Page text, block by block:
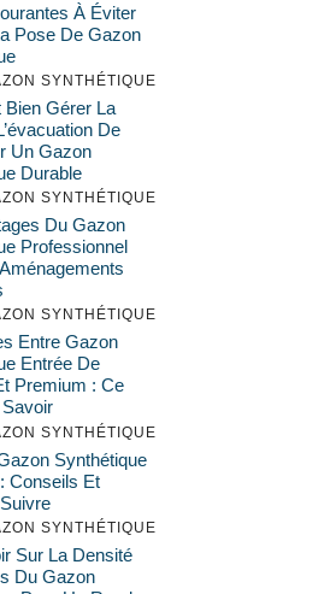
À Éviter
Pose De Gazon
SYNTHÉTIQUE
Gérer La
De
Un Gazon
Durable
SYNTHÉTIQUE
Du Gazon
Professionnel
SYNTHÉTIQUE
Entre Gazon
Entrée De
Premium : Ce
Savoir
SYNTHÉTIQUE
Synthétique
Conseils Et
SYNTHÉTIQUE
Sur La Densité
Du Gazon